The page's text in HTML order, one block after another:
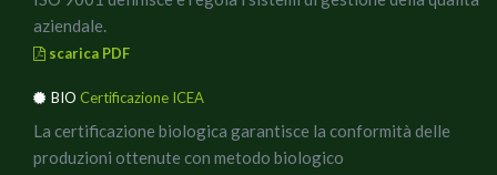
aziendale.
scarica PDF
BIO Certificazione ICEA
La certificazione biologica garantisce la conformità delle
produzioni ottenute con metodo biologico